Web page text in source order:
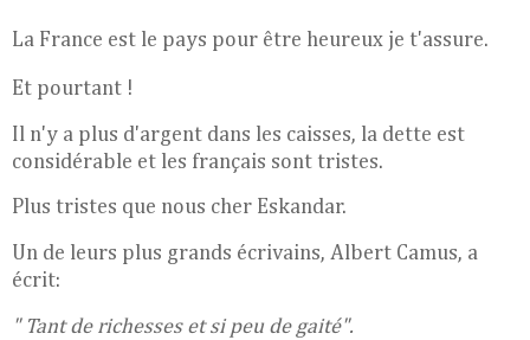
La France est le pays pour être heureux je t'assure.
Et pourtant !
Il n'y a plus d'argent dans les caisses, la dette est
considérable et les français sont tristes.
Plus tristes que nous cher Eskandar.
Un de leurs plus grands écrivains, Albert Camus, a
écrit:
" Tant de richesses et si peu de gaité".